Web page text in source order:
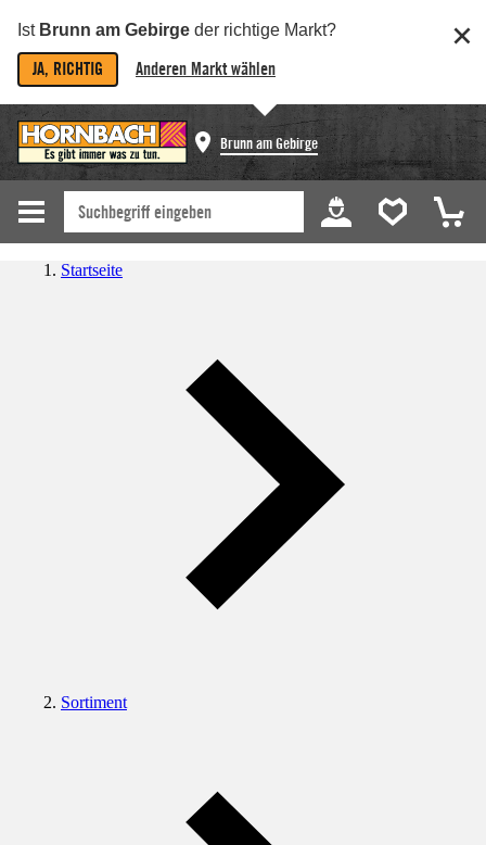
Ist Brunn am Gebirge der richtige Markt?
JA, RICHTIG Anderen Markt wählen
Brunn am Gebirge
Startseite
Sortiment